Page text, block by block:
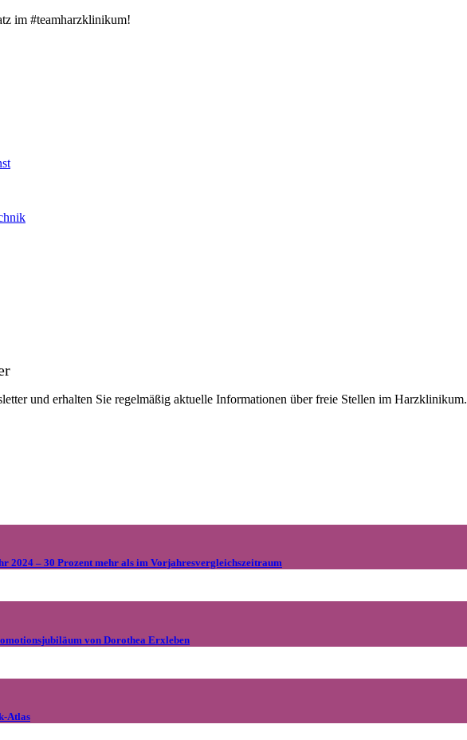
im #teamharzklinikum!
und erhalten Sie regelmäßig aktuelle Informationen über freie Stellen im Harzklinikum.
2024 – 30 Prozent mehr als im Vorjahresvergleichszeitraum
von Dorothea Erxleben
Atlas